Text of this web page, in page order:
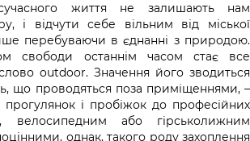
життя не залишають нам
і відчути себе вільним від міської
перебуваючи в єднанні з природою.
свободи останнім часом стає все
outdoor. Значення його зводиться
що проводяться поза приміщеннями, –
прогулянок і пробіжок до професійних
велосипедним або гірськолижним
однак, такого роду захоплення